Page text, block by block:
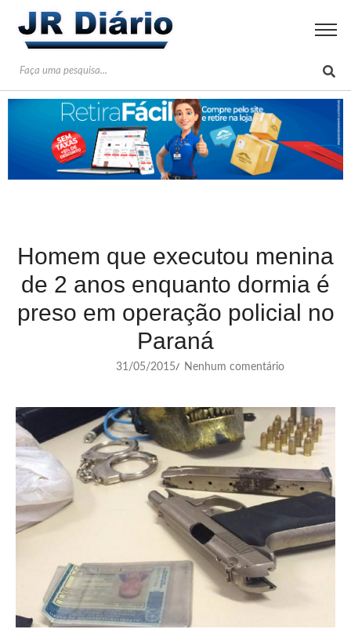
Homem que executou menina
de 2 anos enquanto dormia é
preso em operação policial no
Paraná
31/05/2015/ Nenhum comentário